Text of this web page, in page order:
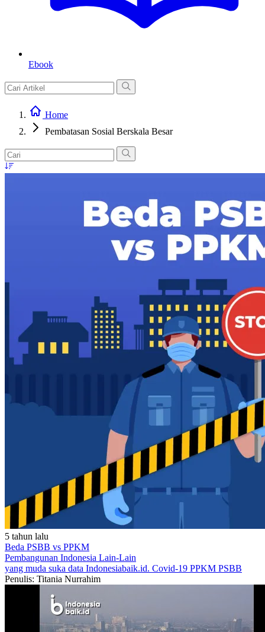
Ebook
Home
Pembatasan Sosial Berskala Besar
5 tahun lalu
Beda PSBB vs PPKM
Pembangunan Indonesia Lain-Lain
yang muda suka data Indonesiabaik.id. Covid-19 PPKM PSBB
Penulis: Titania Nurrahim